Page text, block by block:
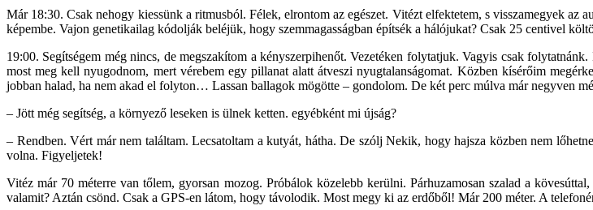
Már 18:30. Csak nehogy kiessünk a ritmusból. Félek, elrontom az egészet. Vitézt elfektetem, s visszamegyek az
képembe. Vajon genetikailag kódolják beléjük, hogy szemmagasságban építsék a hálójukat? Csak 25 centivel
19:00. Segítségem még nincs, de megszakítom a kényszerpihenőt. Vezetéken folytatjuk. Vagyis csak
most meg kell nyugodnom, mert vérebem egy pillanat alatt átveszi nyugtalanságomat. Közben kísérőim
jobban halad, ha nem akad el folyton… Lassan ballagok mögötte – gondolom. De két perc múlva már negyven
– Jött még segítség, a környező leseken is ülnek ketten. egyébként mi újság?
– Rendben. Vért már nem találtam. Lecsatoltam a kutyát, hátha. De szólj Nekik, hogy hajsza közben nem
volna. Figyeljetek!
Vitéz már 70 méterre van tőlem, gyorsan mozog. Próbálok közelebb kerülni. Párhuzamosan szalad a
valamit? Aztán csönd. Csak a GPS-en látom, hogy távolodik. Most megy ki az erdőből! Már 200 méter. A